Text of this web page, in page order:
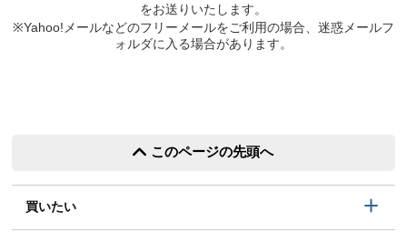
をお送りいたします。
※Yahoo!メールなどのフリーメールをご利用の場合、迷惑メールフ
ォルダに入る場合があります。
このページの先頭へ
買いたい